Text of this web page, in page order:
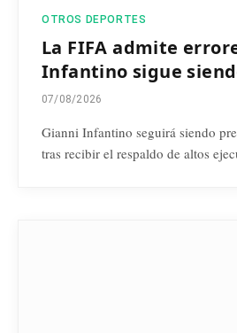
OTROS DEPORTES
La FIFA admite
Infantino sigue
07/08/2026
Gianni Infantino seguirá siendo
tras recibir el respaldo de altos